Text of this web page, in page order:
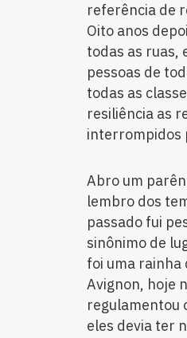
referência de
Oito anos
todas as ruas,
pessoas de
todas as
resiliência as
interrompidos
Abro um
lembro dos
passado fui
sinônimo de
foi uma rainha
Avignon, hoje
regulamentou
eles devia ter